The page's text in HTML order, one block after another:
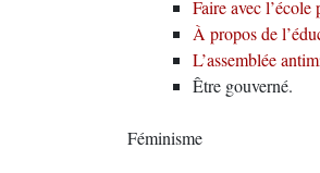
Faire avec
À propos de
L’assemblée
Être gouverné.
Féminisme